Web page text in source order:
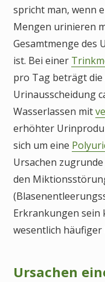
spricht man, wenn
Mengen urinieren
Gesamtmenge des
ist. Bei einer
pro Tag beträgt
Urinausscheidung
Wasserlassen mit
erhöhter
sich um eine
Ursachen
den
Erkrankungen sein
wesentlich
Ursachen